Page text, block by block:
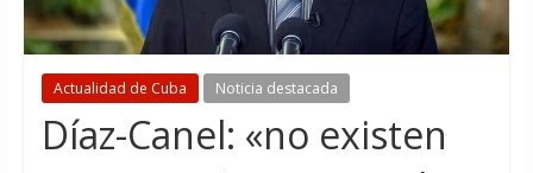
Actualidad de Cuba Noticia destacada
Díaz-Canel: «no existen